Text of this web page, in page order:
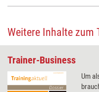
Weitere Inhalte zum
Trainer-Business
Um